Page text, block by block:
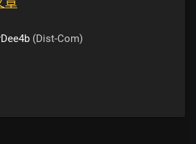
(Dist-Com)